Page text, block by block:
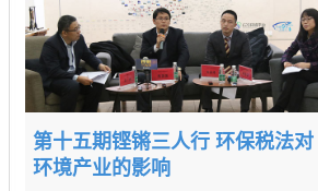
第十五期铿锵三人行 环保税法对
环境产业的影响